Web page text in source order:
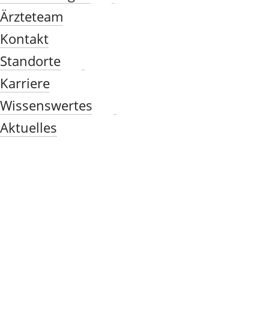
Ärzteteam
Kontakt
Standorte
Karriere
Wissenswertes
Aktuelles